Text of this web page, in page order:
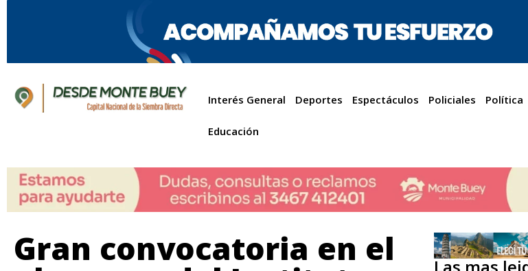
Interés General Deportes Espectáculos Policiales Política
Educación
Gran convocatoria en el Las mas